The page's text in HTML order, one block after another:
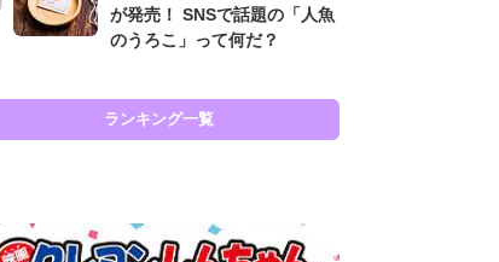
が発売！ SNSで話題の「人魚
のうろこ」って何だ？
ランキング一覧